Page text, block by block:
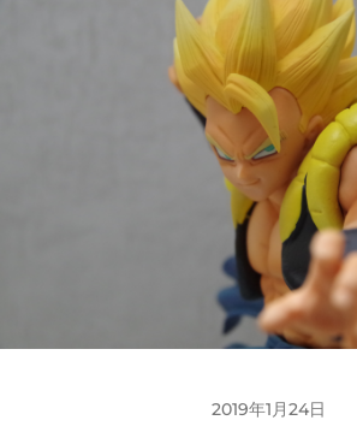
2019年1月24日